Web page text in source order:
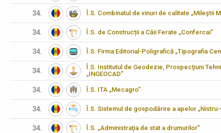
34. Î.S. Combinatul de vinuri de calitate „Mileştii
34. Î.S. de Construcții a Căii Ferate „Confercai”
34. Î.S. Firma Editorial-Poligrafică „Tipografia
34.
Î.S. Institutul de Geodezie, Prospecţiuni
„INGEOCAD”
34. Î.S. ITA „Mecagro”
34. Î.S. Sistemul de gospodărire a apelor „Nistru-
34. Î.S. „Administraţia de stat a drumurilor”